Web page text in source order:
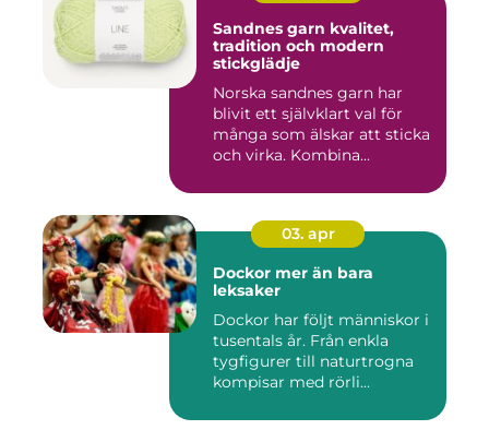
Sandnes garn kvalitet,
tradition och modern
stickglädje
Norska sandnes garn har
blivit ett självklart val för
många som älskar att sticka
och virka. Kombina...
03. apr
Dockor mer än bara
leksaker
Dockor har följt människor i
tusentals år. Från enkla
tygfigurer till naturtrogna
kompisar med rörli...